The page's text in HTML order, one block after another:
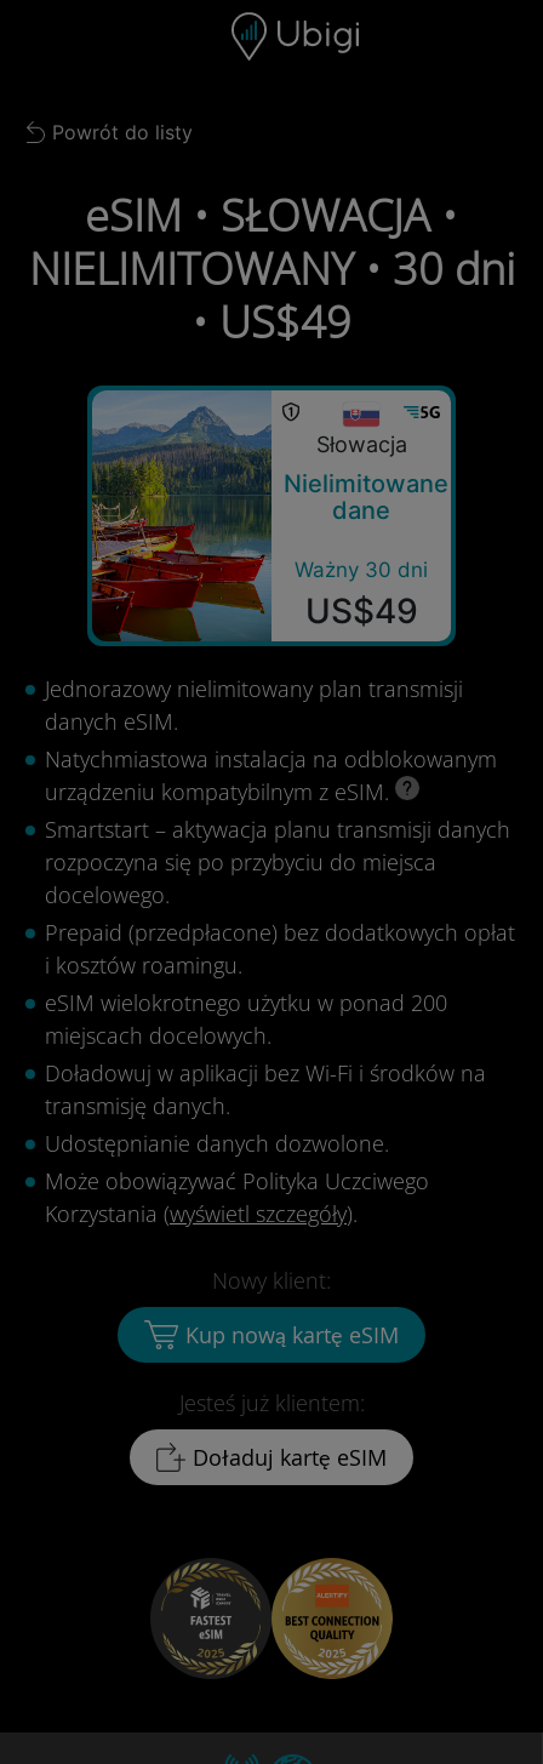
Pasek nawigacyjny Stopka
Back to list
Powrót do listy
eSIM • SŁOWACJA •
NIELIMITOWANY • 30 dni
• US$49
Słowacja
Nielimitowane
dane
Ważny 30 dni
US$49
Jednorazowy nielimitowany plan transmisji
danych eSIM.
Natychmiastowa instalacja na odblokowanym
urządzeniu kompatybilnym z eSIM.
Smartstart – aktywacja planu transmisji danych
rozpoczyna się po przybyciu do miejsca
docelowego.
Prepaid (przedpłacone) bez dodatkowych opłat
i kosztów roamingu.
eSIM wielokrotnego użytku w ponad 200
miejscach docelowych.
Doładowuj w aplikacji bez Wi-Fi i środków na
transmisję danych.
Udostępnianie danych dozwolone.
Może obowiązywać Polityka Uczciwego
Korzystania (wyświetl szczegóły).
Jesteś już klientem:
Doładuj kartę eSIM
Nowy klient:
Kup nową kartę eSIM